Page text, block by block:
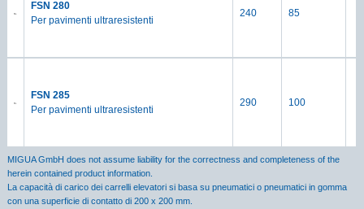
FSN 280
Per pavimenti ultraresistenti
240 85
FSN 285
Per pavimenti ultraresistenti
290 100
MIGUA GmbH does not assume liability for the correctness and completeness of the
herein contained product information.
La capacità di carico dei carrelli elevatori si basa su pneumatici o pneumatici in gomma
con una superficie di contatto di 200 x 200 mm.